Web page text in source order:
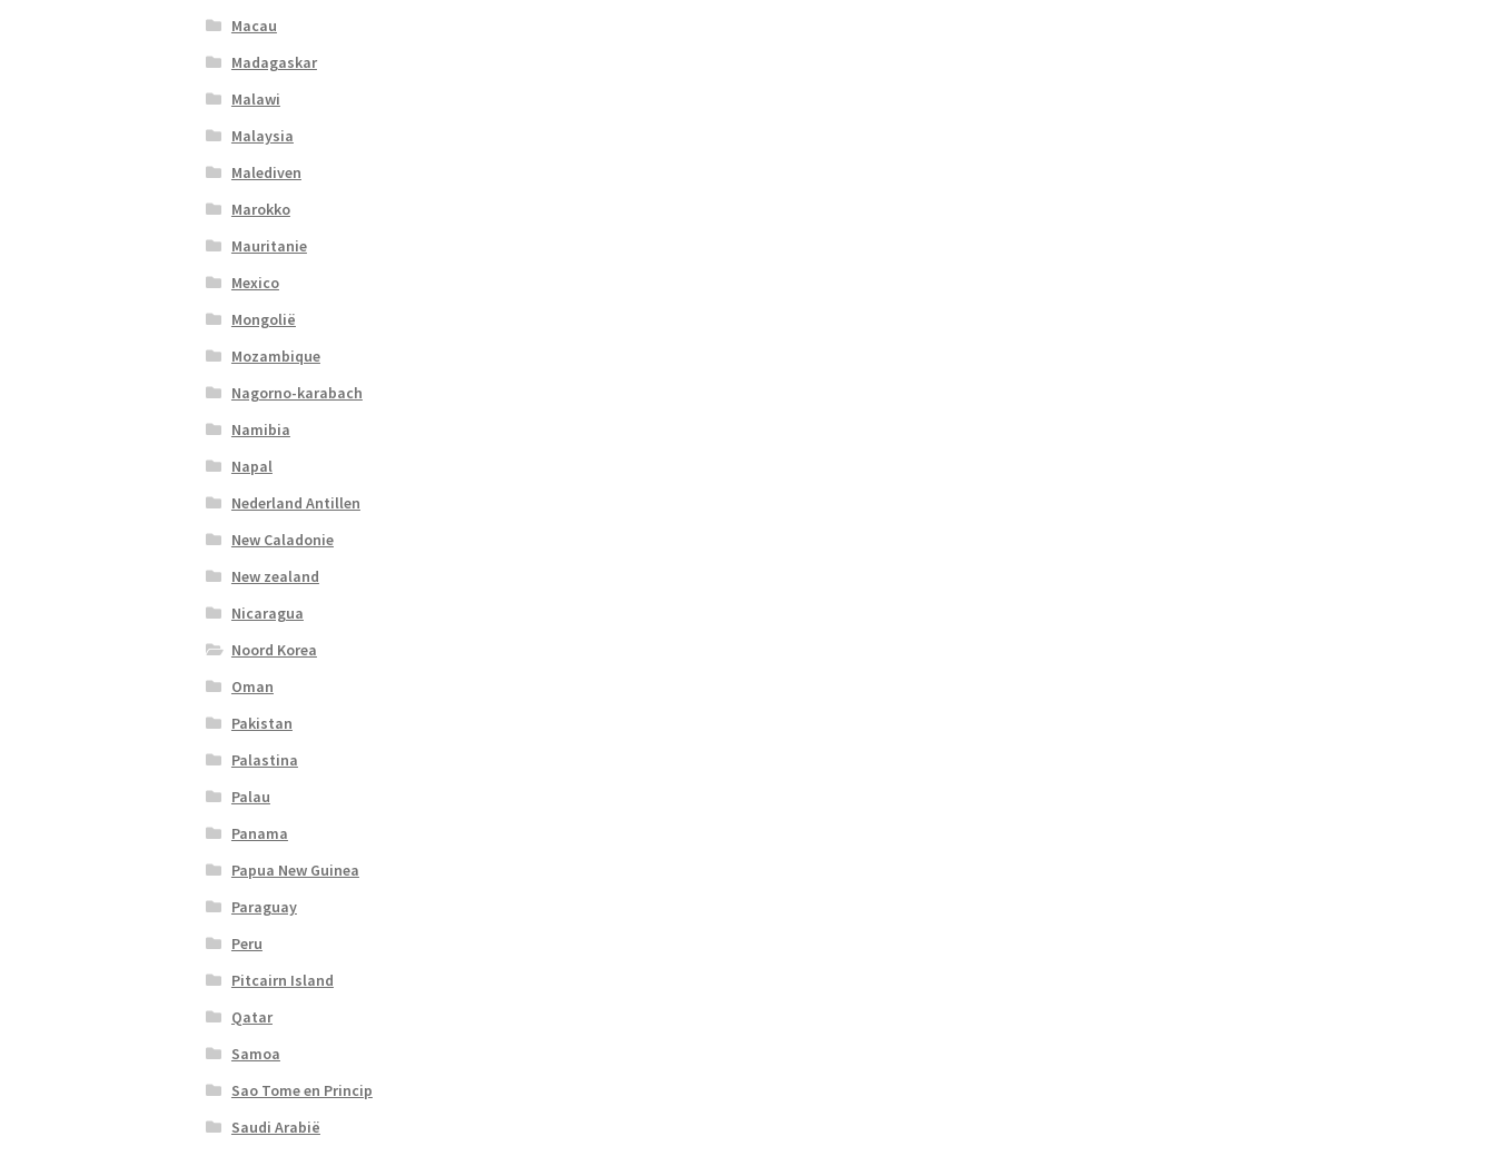
Macau
Madagaskar
Malawi
Malaysia
Malediven
Marokko
Mauritanie
Mexico
Mongolië
Mozambique
Nagorno-karabach
Namibia
Napal
Nederland Antillen
New Caladonie
New zealand
Nicaragua
Noord Korea
Oman
Pakistan
Palastina
Palau
Panama
Papua New Guinea
Paraguay
Peru
Pitcairn Island
Qatar
Samoa
Sao Tome en Princip
Saudi Arabië